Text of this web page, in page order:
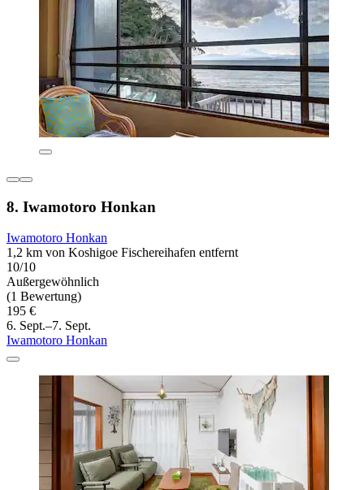
8. Iwamotoro Honkan
Iwamotoro Honkan
1,2 km von Koshigoe Fischereihafen entfernt
10/10
Außergewöhnlich
(1 Bewertung)
195 €
6. Sept.–7. Sept.
Iwamotoro Honkan